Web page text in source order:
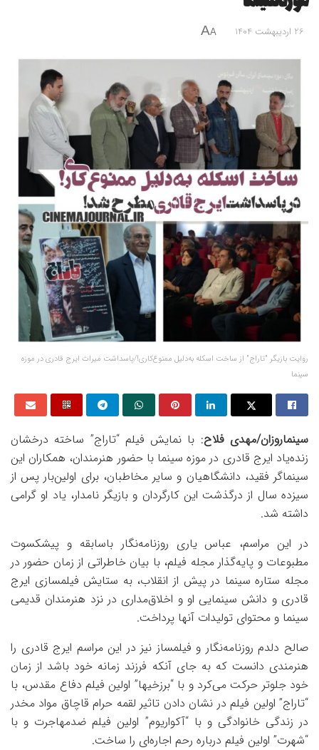
26 اردیبهشت 1404 A
A
روایت بازیگر "تاراج" از ساخت اسکله به‌دلیل ممنوع‌کاری!/پاسداشت میراث ایرج قادری در موزه
سینما
سینماروزان/مهدی فلاح: با نمایش فیلم “تاراج” ساخته درخشان
زنده‌یاد ایرج قادری در موزه سینما با حضور هنرمندان، همکاران این
سینماگر فقید، دانشگاهیان و سایر مخاطبان، برای اولین‌بار پس از
سیزده سال از درگذشت این کارگردان و بازیگر نامدار، یاد او گرامی
داشته شد.
در این مراسم، عباس یاری روزنامه‌نگار باسابقه و پیشکسوت
مطبوعات و پایه‌گذار مجله فیلم، با بیان خاطراتی از زمان حضور در
مجله ستاره سینما در پیش از انقلاب، به ستایش فیلمسازی ایرج
قادری و دانش سینمایی او و اخلاق‌مداری در نزد هنرمندان قدیمی
سینما و محتوای تولیدات آنها پرداخت.
صالح دلدم روزنامه‌نگار و فیلمساز نیز در این مراسم ایرج قادری را
هنرمندی دانست که به جای آنکه فرزند زمانه خود باشد از زمان
خود جلوتر حرکت می‌کرد و با “برزخیها” اولین فیلم دفاع مقدس، با
“تاراج” اولین فیلم در نشان دادن تاثیر لقمه حرام قاچاق مواد مخدر
در زندگی خانوادگی و با “آکواریوم” اولین فیلم ضدمهاجرت و با
“شهرت” اولین فیلم درباره رحم اجاره‌ای را ساخت.